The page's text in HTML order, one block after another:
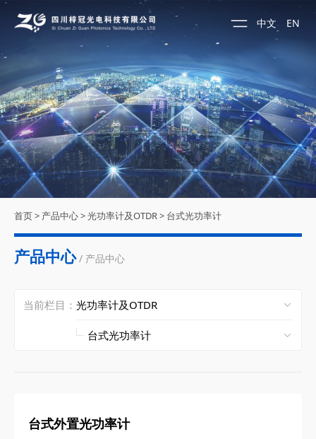
中文 EN
首页> 产品中心>光功率计及OTDR> 台式光功率计
产品中心 / 产品中心
当前栏目：
台式外置光功率计